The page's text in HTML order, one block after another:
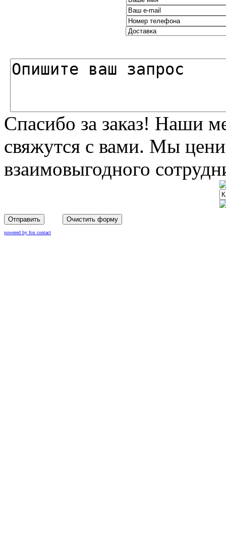
Спасибо за заказ! Наши
свяжутся с вами. Мы
взаимовыгодного
Отправить Очистить форму
powered by fox contact